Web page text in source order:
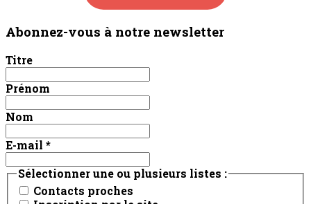
Abonnez-vous à notre newsletter
Titre
Prénom
Nom
E-mail *
Sélectionner une ou plusieurs listes :
Contacts proches